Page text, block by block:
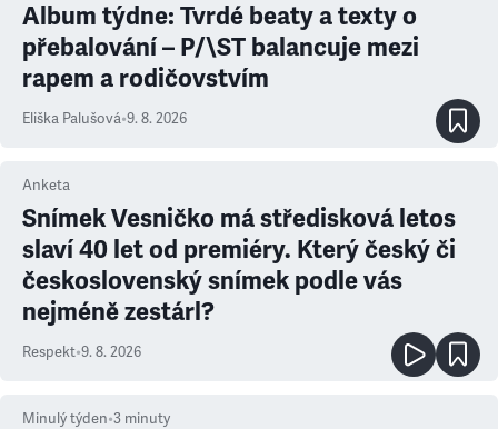
Album týdne: Tvrdé beaty a texty o
přebalování – P/\ST balancuje mezi
rapem a rodičovstvím
Eliška Palušová•9. 8. 2026
Anketa
Snímek Vesničko má středisková letos
slaví 40 let od premiéry. Který český či
československý snímek podle vás
nejméně zestárl?
Respekt•9. 8. 2026
Minulý týden•3 minuty